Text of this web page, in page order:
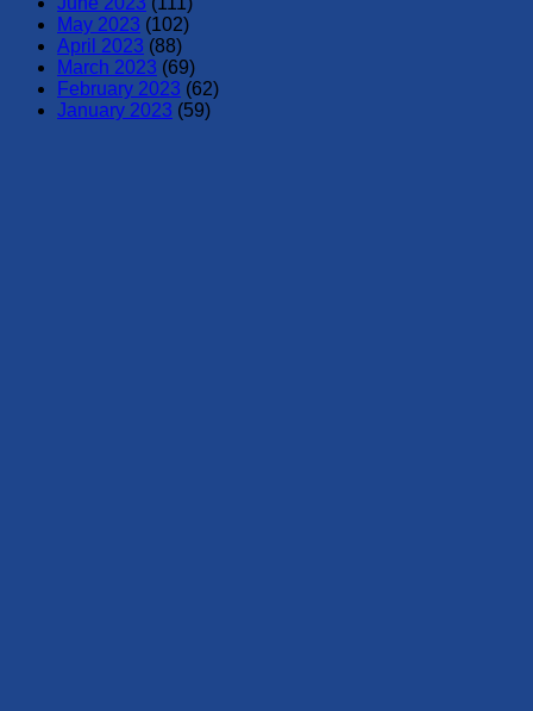
May 2023 (102)
April 2023 (88)
March 2023 (69)
February 2023 (62)
January 2023 (59)